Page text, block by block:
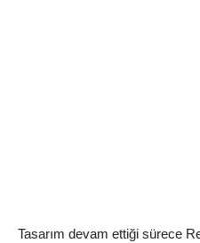
Tasarım devam ettiği sürece